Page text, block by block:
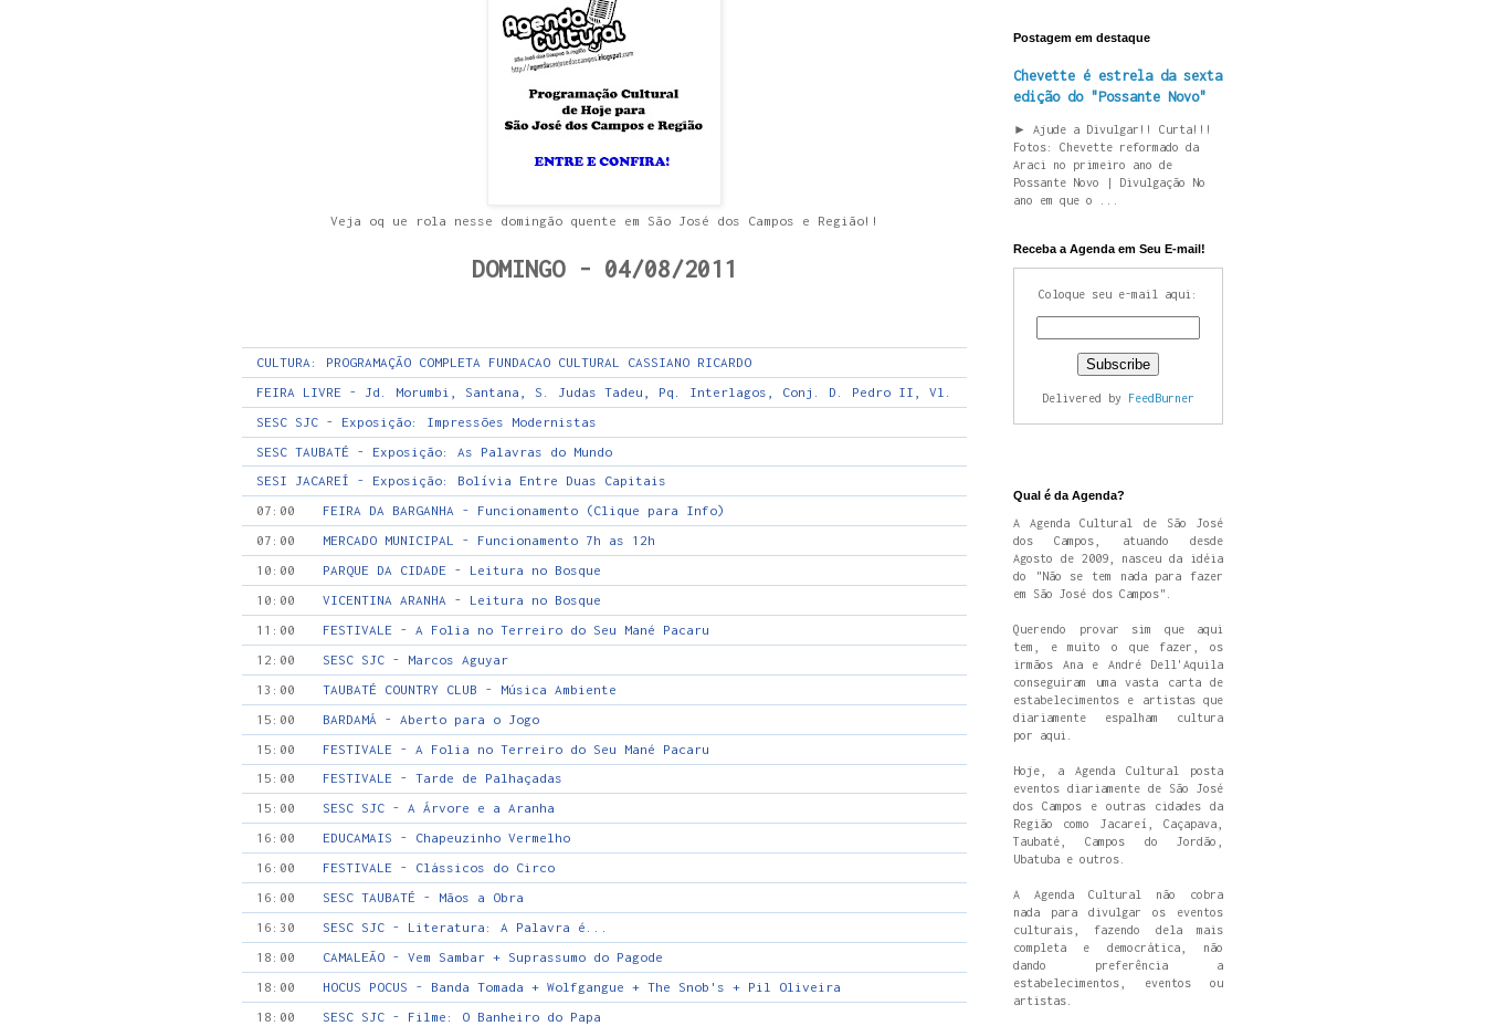
Veja oq ue rola nesse domingão quente em São José dos Campos e Região!!
DOMINGO - 04/08/2011
CULTURA: PROGRAMAÇÃO COMPLETA FUNDACAO CULTURAL CASSIANO RICARDO
FEIRA LIVRE - Jd. Morumbi, Santana, S. Judas Tadeu, Pq. Interlagos, Conj. D. Pedro II, Vl. Letonia, Campo dos Alemães, Satélite, Colonial, Novo Horizonte,
SESC SJC - Exposição: Impressões Modernistas
SESC TAUBATÉ - Exposição: As Palavras do Mundo
SESI JACAREÍ - Exposição: Bolívia Entre Duas Capitais
07:00
FEIRA DA BARGANHA - Funcionamento (Clique para Info)
07:00
MERCADO MUNICIPAL - Funcionamento 7h as 12h
10:00
PARQUE DA CIDADE - Leitura no Bosque
10:00
VICENTINA ARANHA - Leitura no Bosque
11:00
FESTIVALE - A Folia no Terreiro do Seu Mané Pacaru
12:00
SESC SJC - Marcos Aguyar
13:00
TAUBATÉ COUNTRY CLUB - Música Ambiente
15:00
BARDAMÁ - Aberto para o Jogo
15:00
FESTIVALE - A Folia no Terreiro do Seu Mané Pacaru
15:00
FESTIVALE - Tarde de Palhaçadas
15:00
SESC SJC - A Árvore e a Aranha
16:00
EDUCAMAIS - Chapeuzinho Vermelho
16:00
FESTIVALE - Clássicos do Circo
16:00
SESC TAUBATÉ - Mãos a Obra
16:30
SESC SJC - Literatura: A Palavra é...
18:00
CAMALEÃO - Vem Sambar + Suprassumo do Pagode
18:00
HOCUS POCUS - Banda Tomada + Wolfgangue + The Snob's + Pil Oliveira
18:00
SESC SJC - Filme: O Banheiro do Papa
Postagem em destaque
Chevette é estrela da sexta
edição do "Possante Novo"
► Ajude a Divulgar!! Curta!!!
Fotos: Chevette reformado da
Araci no primeiro ano de
Possante Novo | Divulgação No
ano em que o ...
Receba a Agenda em Seu E-mail!
Coloque seu e-mail aqui:
Delivered by FeedBurner
Qual é da Agenda?
A Agenda Cultural de São José
dos Campos, atuando desde
Agosto de 2009, nasceu da idéia
do "Não se tem nada para fazer
em São José dos Campos".
Querendo provar sim que aqui
tem, e muito o que fazer, os
irmãos Ana e André Dell'Aquila
conseguiram uma vasta carta de
estabelecimentos e artistas que
diariamente espalham cultura
por aqui.
Hoje, a Agenda Cultural posta
eventos diariamente de São José
dos Campos e outras cidades da
Região como Jacareí, Caçapava,
Taubaté, Campos do Jordão,
Ubatuba e outros.
A Agenda Cultural não cobra
nada para divulgar os eventos
culturais, fazendo dela mais
completa e democrática, não
dando preferência a
estabelecimentos, eventos ou
artistas.